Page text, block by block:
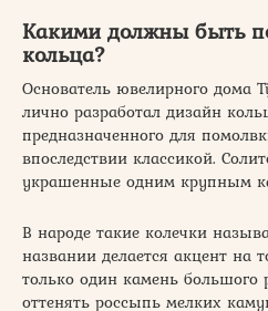
Какими должны быть
кольца?
Основатель ювелирного дома
лично разработал дизайн
предназначенного для
впоследствии классикой.
украшенные одним крупным
В народе такие колечки
названии делается акцент на
только один камень большого
оттенять россыпь мелких